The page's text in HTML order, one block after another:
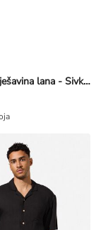
Košulja - Mješavina lana - Sivkasto bež